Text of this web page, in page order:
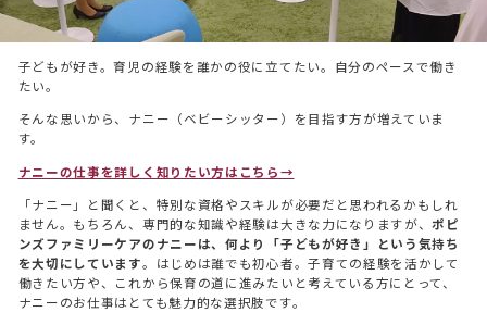
子どもが好き。育児の経験を誰かの役に立てたい。自分のペースで働き
たい。
そんな思いから、ナニー（ベビーシッター）を目指す方が増えていま
す。
ナニーの仕事を詳しく知りたい方はこちら→
「ナニー」と聞くと、特別な資格やスキルが必要だと思われるかもしれ
ません。もちろん、専門的な知識や経験は大きな力になりますが、ポピ
ンズファミリーケアのナニーは、何より「子どもが好き」という気持ち
を大切にしています。はじめは誰でも初心者。子育ての経験を活かして
働きたい方や、これから保育の道に進みたいと考えている方にとって、
ナニーのお仕事はとても魅力的な選択肢です。